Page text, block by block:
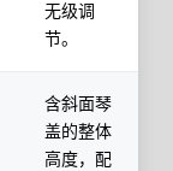
无级调
节。
含斜面琴
盖的整体
高度，配